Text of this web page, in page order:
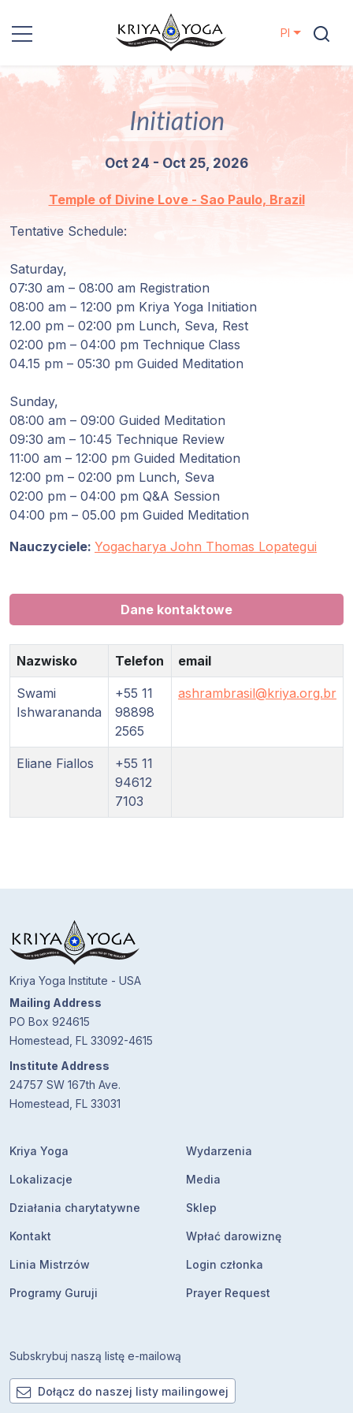
Kriya Yoga
charytatywne
Wydarzenia
Lokalizacje
Linia
Mistrzów
Programy
Guruji
Media
Sklep
Wpłać
darowiznę
Pl
Initiation
Oct 24 - Oct 25, 2026
Temple of Divine Love - Sao Paulo, Brazil
Tentative Schedule:
Saturday,
07:30 am – 08:00 am Registration
08:00 am – 12:00 pm Kriya Yoga Initiation
12.00 pm – 02:00 pm Lunch, Seva, Rest
02:00 pm – 04:00 pm Technique Class
04.15 pm – 05:30 pm Guided Meditation
Sunday,
08:00 am – 09:00 Guided Meditation
09:30 am – 10:45 Technique Review
11:00 am – 12:00 pm Guided Meditation
12:00 pm – 02:00 pm Lunch, Seva
02:00 pm – 04:00 pm Q&A Session
04:00 pm – 05.00 pm Guided Meditation
Nauczyciele: Yogacharya John Thomas Lopategui
Dane kontaktowe
Nazwisko Telefon email
Swami
Ishwarananda
+55 11
98898
2565
ashrambrasil@kriya.org.br
Eliane Fiallos
+55 11
94612
7103
Kriya Yoga Institute - USA
Mailing Address
PO Box 924615
Homestead, FL 33092-4615
Institute Address
24757 SW 167th Ave.
Homestead, FL 33031
Kriya Yoga
Lokalizacje
Działania charytatywne
Kontakt
Linia Mistrzów
Programy Guruji
Wydarzenia
Media
Sklep
Wpłać darowiznę
Login członka
Prayer Request
Subskrybuj naszą listę e-mailową
Dołącz do naszej listy mailingowej